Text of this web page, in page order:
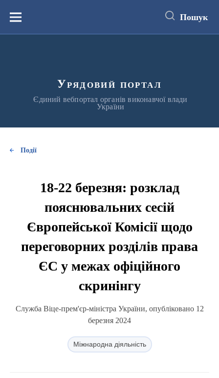
вмістуМеню Пошук
Урядовий портал
Єдиний вебпортал органів виконавчої влади
України
Події
18-22 березня: розклад
пояснювальних сесій
Європейської Комісії щодо
переговорних розділів права
ЄС у межах офіційного
скринінгу
Служба Віце-прем'єр-міністра України, опубліковано 12
березня 2024
Міжнародна діяльність